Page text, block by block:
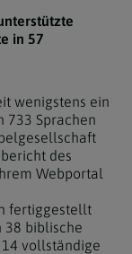
in 57
wenigstens ein
733 Sprachen
des
Webportal
fertiggestellt
38 biblische
vollständige